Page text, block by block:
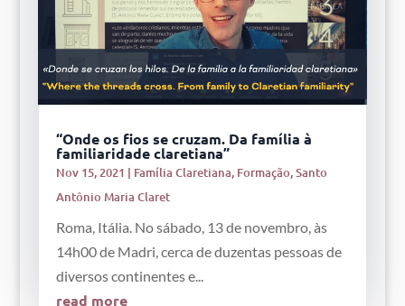
“Onde os fios se cruzam. Da família à
familiaridade claretiana”
Nov 15, 2021 | Família Claretiana, Formação,Santo
Antônio Maria Claret
Roma, Itália. No sábado, 13 de novembro, às
14h00 de Madri, cerca de duzentas pessoas de
diversos continentes e...
read more